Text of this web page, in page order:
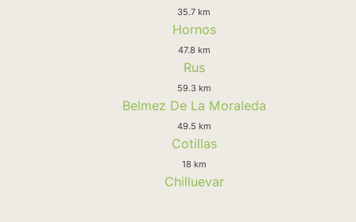
35.7 km
Hornos
47.8 km
Rus
59.3 km
Belmez De La Moraleda
49.5 km
Cotillas
18 km
Chilluevar